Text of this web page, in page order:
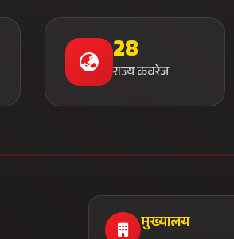
28
राज्य कवरेज
मुख्यालय